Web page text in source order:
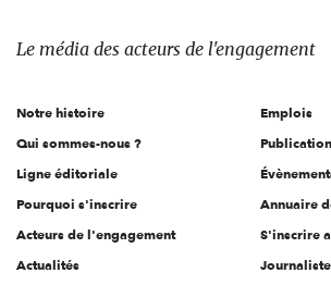
des
l'engagement
Le média des acteurs de l'engagement
Notre histoire
Qui sommes-nous ?
Ligne éditoriale
Pourquoi s'inscrire
Acteurs de l'engagement
Actualités
Emplois
Annuaire
S'inscrire